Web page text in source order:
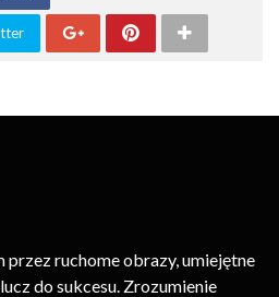
ruchome obrazy, umiejętne
do sukcesu. Zrozumienie